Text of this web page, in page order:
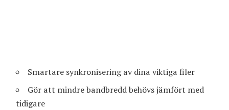
Smartare synkronisering av dina viktiga filer
Gör att mindre bandbredd behövs jämfört med
tidigare